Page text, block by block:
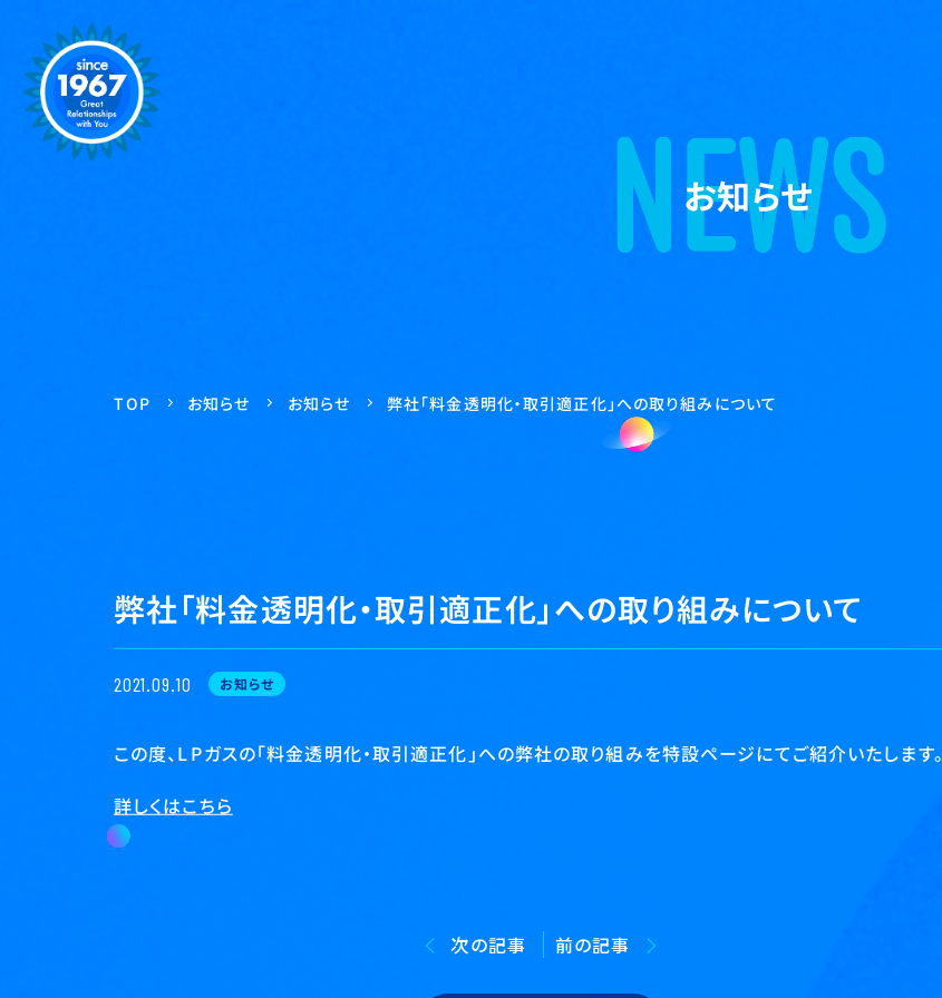
お知らせ
TOP お知らせ お知らせ 弊社「料金透明化・取引適正化」への取り組みについて
弊社「料金透明化・取引適正化」への取り組みについて
お知らせ
2021.09.10
この度、LPガスの「料金透明化・取引適正化」への弊社の取り組みを特設ページにてご紹介いたします。
詳しくはこちら
次の記事 前の記事